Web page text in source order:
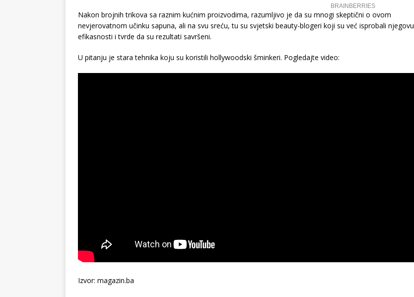
Nakon brojnih trikova sa raznim kućnim proizvodima, razumljivo je da su mnogi skeptični o ovom
nevjerovatnom učinku sapuna, ali na svu sreću, tu su svjetski beauty-blogeri koji su već isprobali njegovu
efikasnosti i tvrde da su rezultati savršeni.
U pitanju je stara tehnika koju su koristili hollywoodski šminkeri. Pogledajte video:
Izvor: magazin.ba